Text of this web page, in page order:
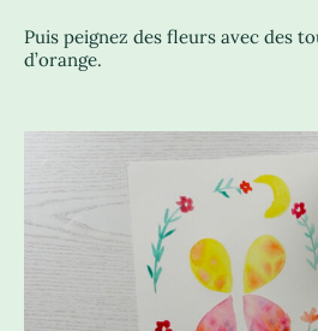
Puis peignez des fleurs avec des
d’orange.